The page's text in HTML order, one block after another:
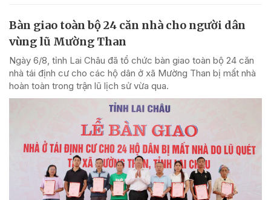
Bàn giao toàn bộ 24 căn nhà cho người dân
vùng lũ Mường Than
Ngày 6/8, tỉnh Lai Châu đã tổ chức bàn giao toàn bộ 24 căn
nhà tái định cư cho các hộ dân ở xã Mường Than bị mất nhà
hoàn toàn trong trận lũ lịch sử vừa qua.